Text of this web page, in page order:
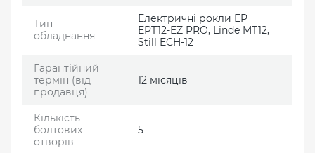
Тип
обладнання
Електричні рокли EP
EPT12-EZ PRO, Linde MT12,
Still ECH-12
Гарантійний
термін (від
продавця)
12 місяців
Кількість
болтових
отворів
5